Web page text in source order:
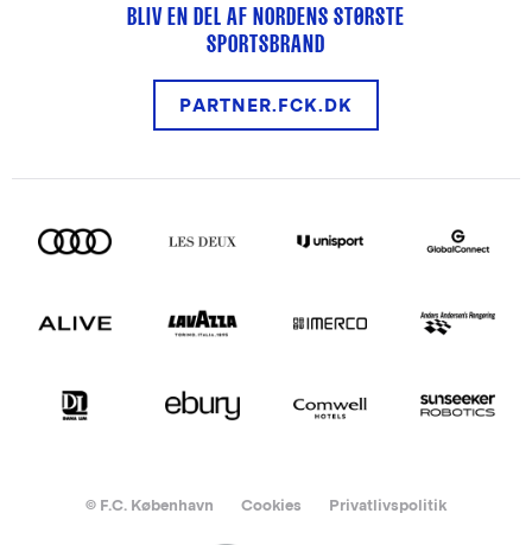
BLIV EN DEL AF NORDENS STØRSTE
SPORTSBRAND
PARTNER.FCK.DK
© F.C. København Cookies Privatlivspolitik